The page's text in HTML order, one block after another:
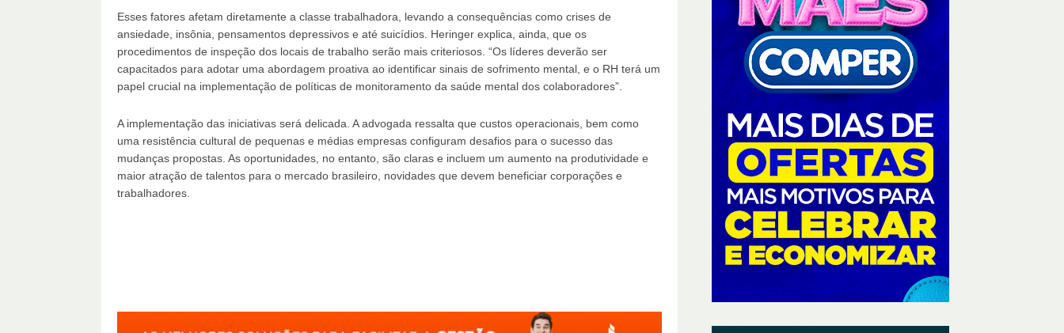
Esses fatores afetam diretamente a classe trabalhadora, levando a consequências como crises de
ansiedade, insônia, pensamentos depressivos e até suicídios. Heringer explica, ainda, que os
procedimentos de inspeção dos locais de trabalho serão mais criteriosos. “Os líderes deverão ser
capacitados para adotar uma abordagem proativa ao identificar sinais de sofrimento mental, e o RH terá um
papel crucial na implementação de políticas de monitoramento da saúde mental dos colaboradores”.
A implementação das iniciativas será delicada. A advogada ressalta que custos operacionais, bem como
uma resistência cultural de pequenas e médias empresas configuram desafios para o sucesso das
mudanças propostas. As oportunidades, no entanto, são claras e incluem um aumento na produtividade e
maior atração de talentos para o mercado brasileiro, novidades que devem beneficiar corporações e
trabalhadores.